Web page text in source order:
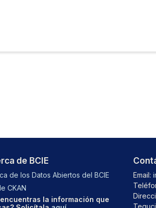
de BCIE
de los Datos Abiertos del BCIE
CKAN
la información que
Email: